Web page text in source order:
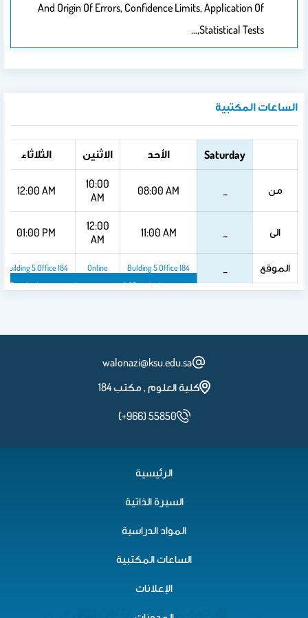
And Origin Of Errors, Confidence Limits, Application Of
Statistical Tests,…
الساعات المكتبية
Saturday الأحد الاثنين الثلاثاء
من 08:00 AM
10:00
AM
12:00 AM
الى 11:00 AM
12:00
AM
01:00 PM
الموقع Bulding 5 Office 184
Bulding 5 Office 184
Online
Online
Building 5 Office 184
184
walonazi@ksu.edu.sa
كلية العلوم , مكتب 184
(+966) 55850
الرئيسية
السيرة الذاتية
المواد الدراسية
الساعات المكتبية
الإعلانات